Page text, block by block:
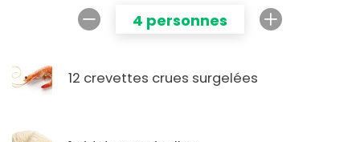
4 personnes
12 crevettes crues surgelées